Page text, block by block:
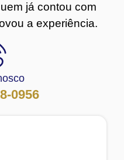
já contou com
a experiência.
0956